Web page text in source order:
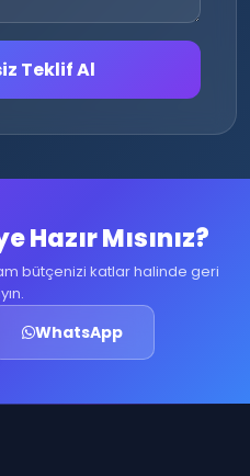
Teklif Al
Mısınız?
bütçenizi katlar halinde geri
WhatsApp